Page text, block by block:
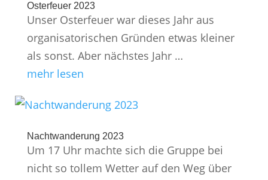
Osterfeuer 2023
Unser Osterfeuer war dieses Jahr aus
organisatorischen Gründen etwas kleiner
als sonst. Aber nächstes Jahr …
mehr lesen
Nachtwanderung 2023
Um 17 Uhr machte sich die Gruppe bei
nicht so tollem Wetter auf den Weg über